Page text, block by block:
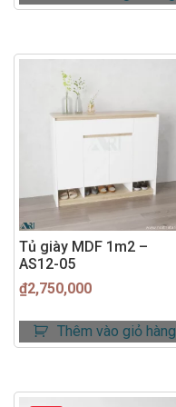
Tủ giày MDF 1m2 –
AS12-05
₫2,750,000
Thêm vào giỏ hàng